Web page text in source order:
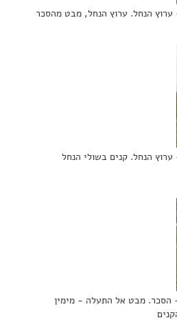
- הסכר. מבט אל התעלה - מימין